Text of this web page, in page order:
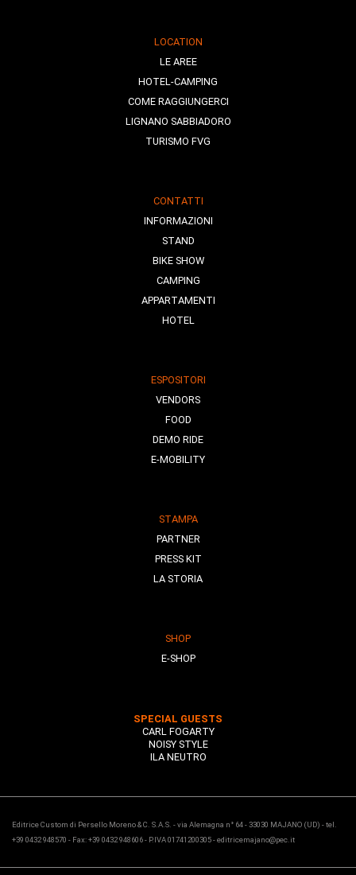
LOCATION
LE AREE
HOTEL-CAMPING
COME RAGGIUNGERCI
LIGNANO SABBIADORO
TURISMO FVG
CONTATTI
INFORMAZIONI
STAND
BIKE SHOW
CAMPING
APPARTAMENTI
HOTEL
ESPOSITORI
VENDORS
FOOD
DEMO RIDE
E-MOBILITY
STAMPA
PARTNER
PRESS KIT
LA STORIA
SHOP
E-SHOP
SPECIAL GUESTS
CARL FOGARTY
NOISY STYLE
ILA NEUTRO
Editrice Custom di Persello Moreno & C. S.A.S. - via Alemagna n° 64 - 33030 MAJANO (UD) - tel.
+39 0432 948570 - Fax: +39 0432 948606 - P.IVA 01741200305 - editricemajano@pec.it